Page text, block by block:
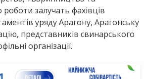
залучать фахівців
уряду Арагону, Арагонську
представників свинарського
організації.